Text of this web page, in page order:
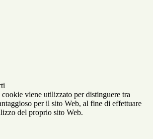
cookie viene utilizzato per distinguere tra
per il sito Web, al fine di effettuare
del proprio sito Web.